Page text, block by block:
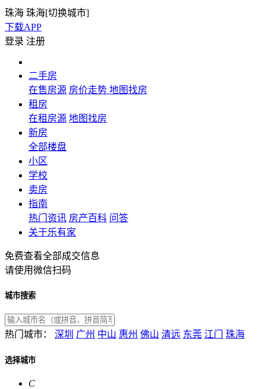
珠海 珠海[切换城市]
下载APP
登录 注册
二手房
在售房源 房价走势 地图找房
租房
在租房源 地图找房
新房
全部楼盘
小区
学校
卖房
指南
热门资讯 房产百科 问答
关于乐有家
免费查看全部成交信息
请使用微信扫码
城市搜索
热门城市： 深圳 广州 中山 惠州 佛山 清远 东莞 江门 珠海
选择城市
C